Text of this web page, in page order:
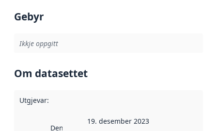
Gebyr
Ikkje oppgitt
Om datasettet
Utgjevar:
Denne datoen
19. desember 2023